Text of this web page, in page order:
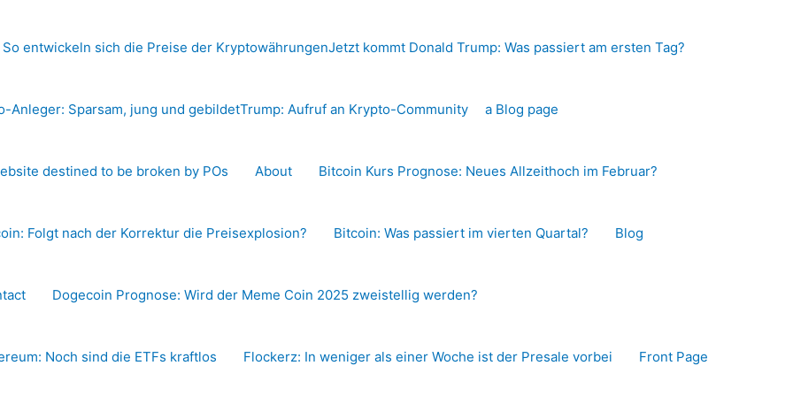
So entwickeln sich die Preise der KryptowährungenJetzt kommt Donald Trump: Was passiert am ersten Tag?
Anleger: Sparsam, jung und gebildetTrump: Aufruf an Krypto-Community a Blog page
destined to be broken by POs About Bitcoin Kurs Prognose: Neues Allzeithoch im Februar?
Folgt nach der Korrektur die Preisexplosion? Bitcoin: Was passiert im vierten Quartal? Blog
Dogecoin Prognose: Wird der Meme Coin 2025 zweistellig werden?
Noch sind die ETFs kraftlos Flockerz: In weniger als einer Woche ist der Presale vorbei Front Page